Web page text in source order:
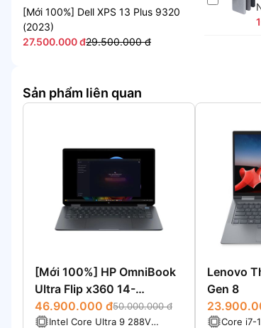
[Mới 100%] Dell XPS 13 Plus 9320
(2023)
27.500.000 đ29.500.000 đ
Sản phẩm liên quan
[Mới 100%] HP OmniBook
Ultra Flip x360 14-
fh0033dx (2025)
46.900.000 đ50.000.000 đ
Intel Core Ultra 9 288V
Lenovo
Gen 8
Core i7-